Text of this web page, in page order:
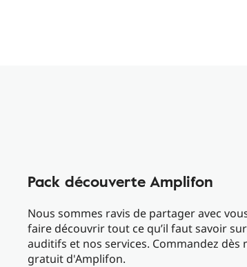
Pack découverte Amplifon
Nous sommes ravis de partager avec
faire découvrir tout ce qu’il faut savoir
auditifs et nos services. Commandez
gratuit d'Amplifon.